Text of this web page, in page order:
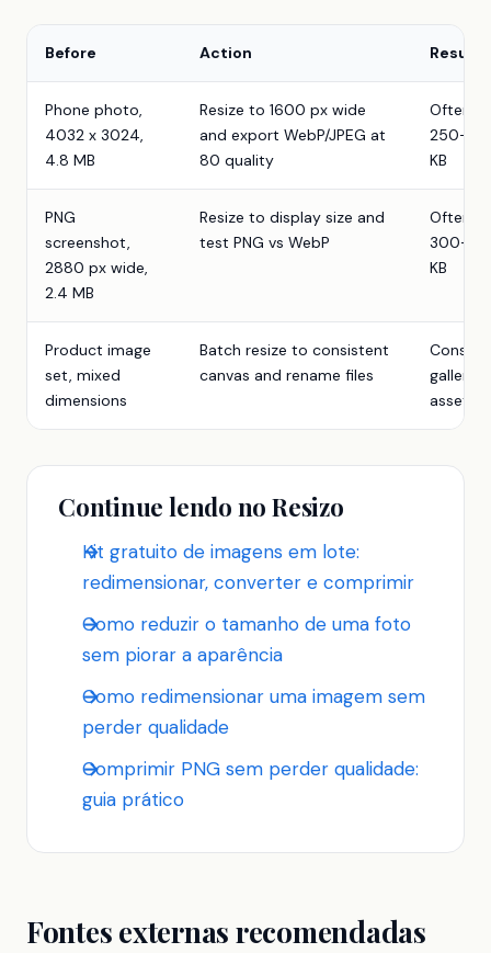
Before Action Result
Phone photo,
4032 x 3024,
4.8 MB
Resize to 1600 px wide
and export WebP/JPEG at
80 quality
Often
250-
KB
PNG
screenshot,
2880 px wide,
2.4 MB
Resize to display size and
test PNG vs WebP
Often
300-
KB
Product image
set, mixed
dimensions
Batch resize to consistent
canvas and rename files
gallery
assets
Continue lendo no Resizo
Kit gratuito de imagens em lote:
redimensionar, converter e comprimir
Como reduzir o tamanho de uma foto
sem piorar a aparência
Como redimensionar uma imagem sem
perder qualidade
Comprimir PNG sem perder qualidade:
guia prático
Fontes externas recomendadas